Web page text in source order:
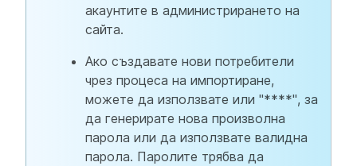
акаунтите в администрирането на
сайта.
Ако създавате нови потребители
чрез процеса на импортиране,
можете да използвате или "****", за
да генерирате нова произволна
парола или да използвате валидна
парола. Паролите трябва да